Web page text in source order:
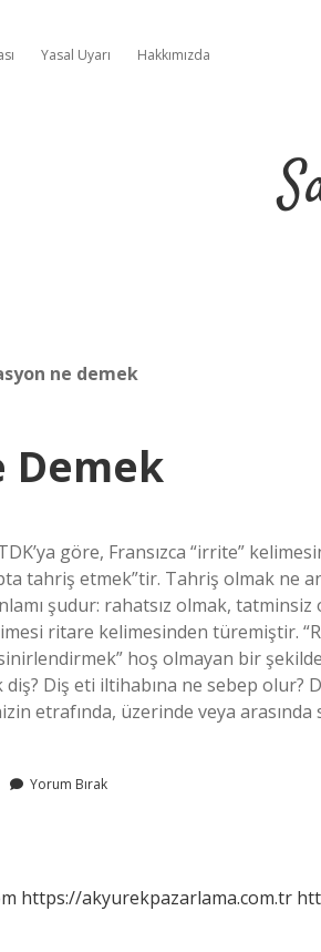
Yasal Uyarı Hakkımızda
ne demek
Demek
göre, Fransızca “irrite”
tahriş etmek”tir. Tahriş olmak ne
şudur: rahatsız olmak,
ritare kelimesinden türemiştir.
hoş olmayan bir
Diş eti iltihabına ne sebep olur?
etrafında, üzerinde veya
Yorum Bırak
https://akyurekpazarlama.com.tr